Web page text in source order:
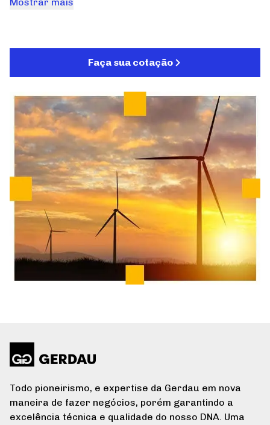
Energia
Domésticas e Comerciais
Simulador de TRRF
Simulador de Pisos
Bibliotecas BIM
Pós-Venda
Seja um Fornecedor
Faça sua cotação
Todo pioneirismo, e expertise da Gerdau em nova
maneira de fazer negócios, porém garantindo a
excelência técnica e qualidade do nosso DNA. Uma